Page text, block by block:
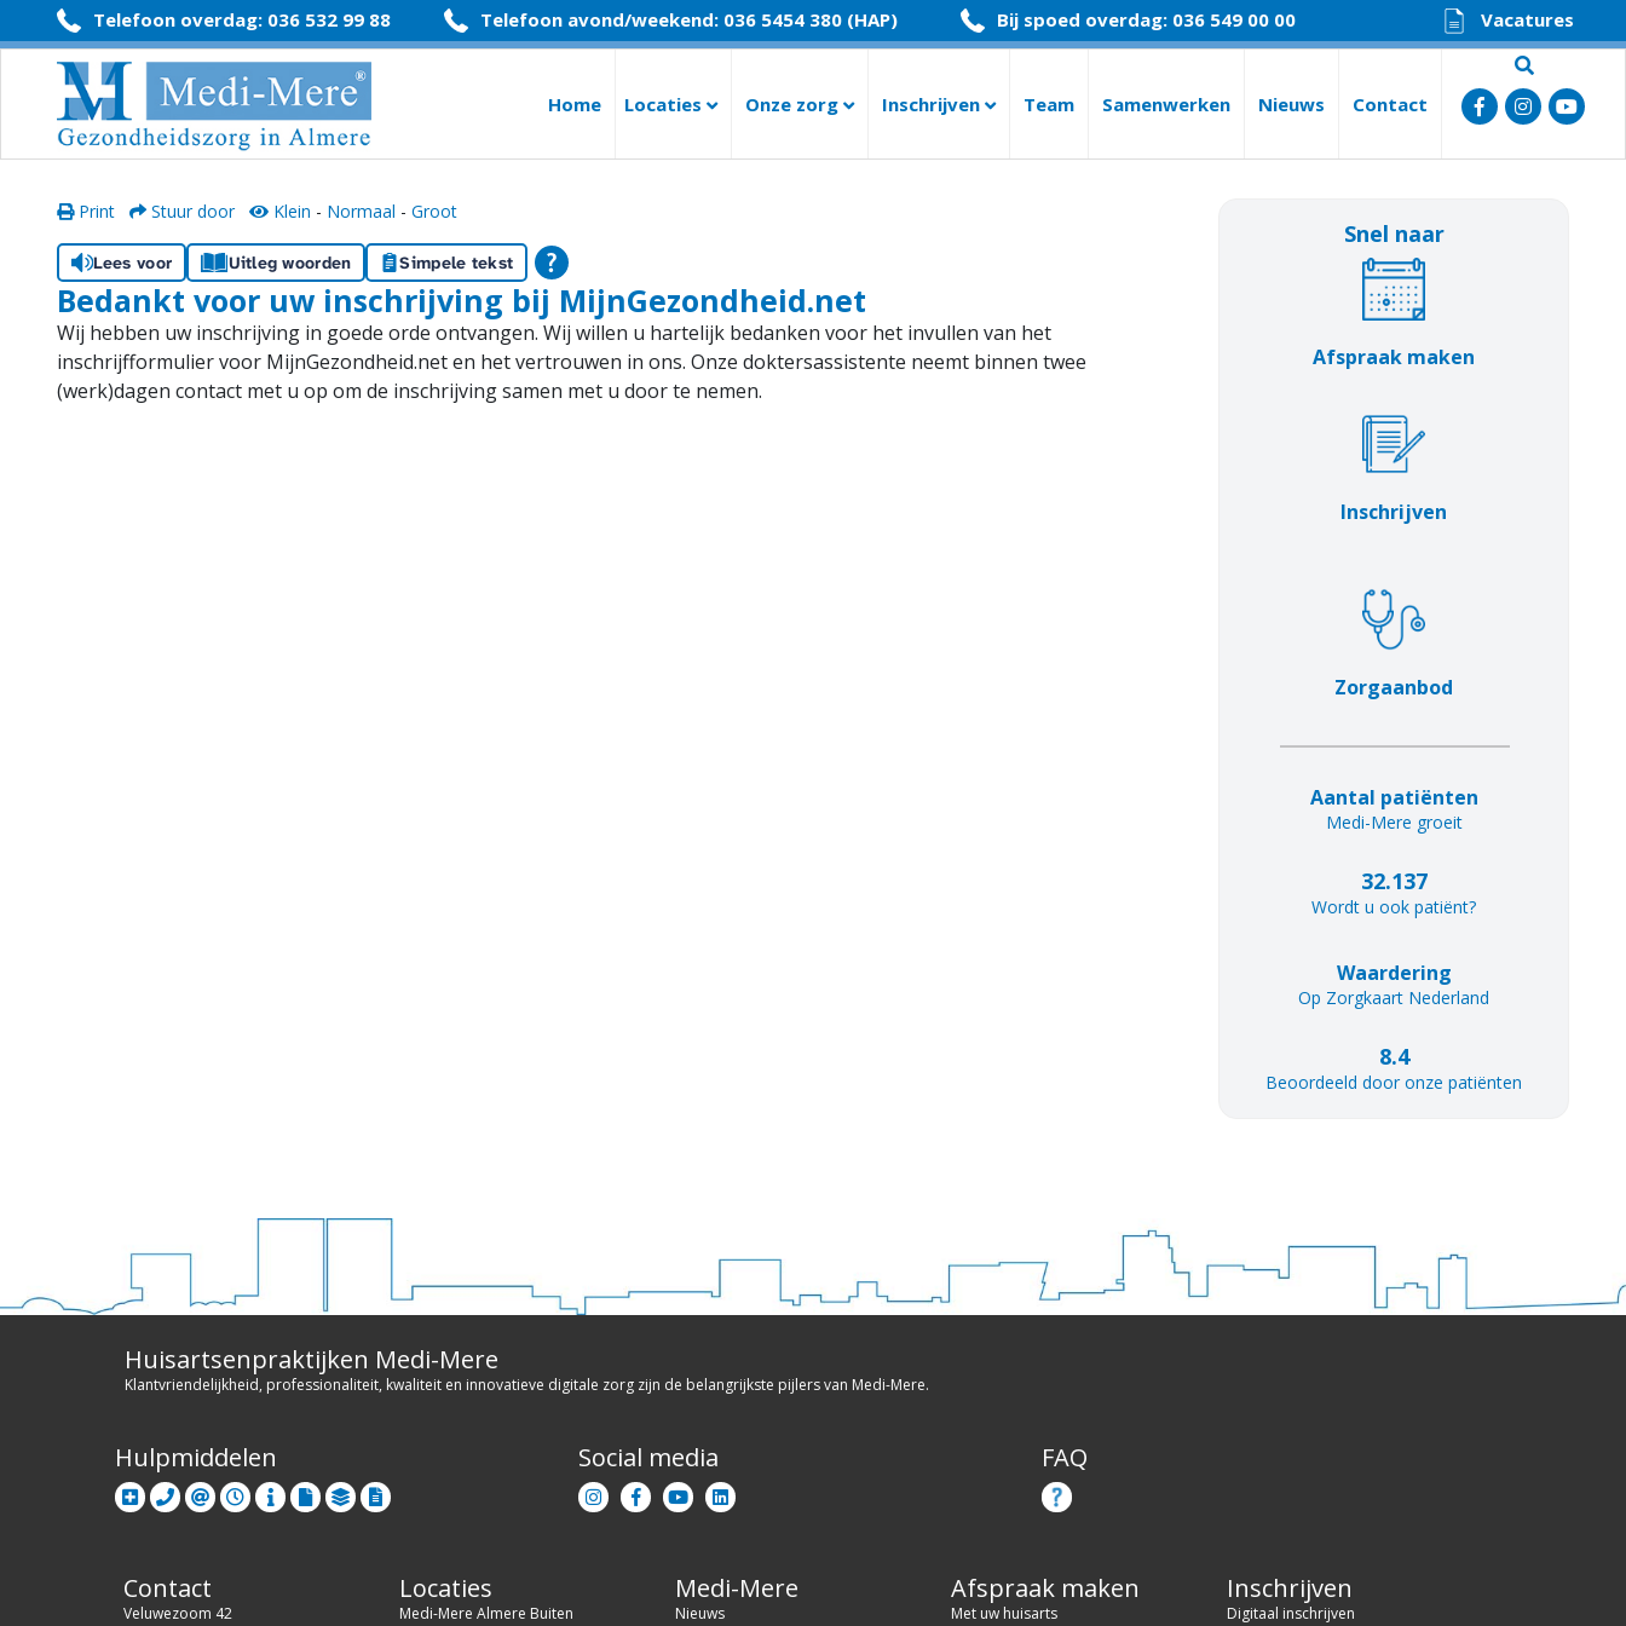
Telefoon overdag: 036 532 99 88 Telefoon avond/weekend: 036 5454 380 (HAP) Bij spoed overdag: 036 549 00 00 Vacatures
Home Locaties Onze zorg Inschrijven Team Samenwerken Nieuws Contact
Print Stuur door Klein - Normaal - Groot
Lees voor Uitleg woorden Simpele tekst
Bedankt voor uw inschrijving bij MijnGezondheid.net
Wij hebben uw inschrijving in goede orde ontvangen. Wij willen u hartelijk bedanken voor het invullen van het
inschrijfformulier voor MijnGezondheid.net en het vertrouwen in ons. Onze doktersassistente neemt binnen twee
(werk)dagen contact met u op om de inschrijving samen met u door te nemen.
Snel naar
Afspraak maken
Inschrijven
Zorgaanbod
Aantal patiënten
Medi-Mere groeit
32.137
Wordt u ook patiënt?
Waardering
Op Zorgkaart Nederland
8.4
Beoordeeld door onze patiënten
Huisartsenpraktijken Medi-Mere
Klantvriendelijkheid, professionaliteit, kwaliteit en innovatieve digitale zorg zijn de belangrijkste pijlers van Medi-Mere.
Hulpmiddelen Social media FAQ
Contact
Veluwezoom 42
Locaties
Medi-Mere Almere Buiten
Medi-Mere
Nieuws
Afspraak maken
Met uw huisarts
Inschrijven
Digitaal inschrijven